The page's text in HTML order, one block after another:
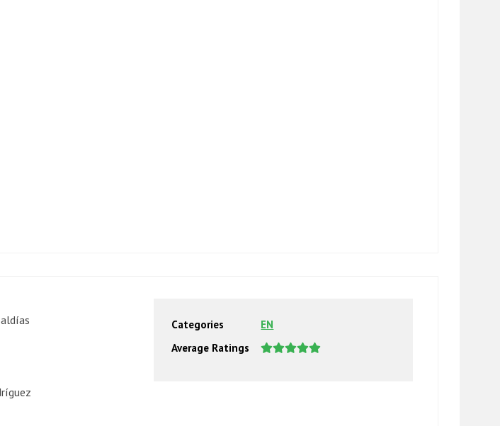
Categories
EN
Average Ratings